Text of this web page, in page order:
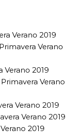
Verano 2019
Verano
Verano 2019
Verano
Verano 2019
Verano 2019
2019